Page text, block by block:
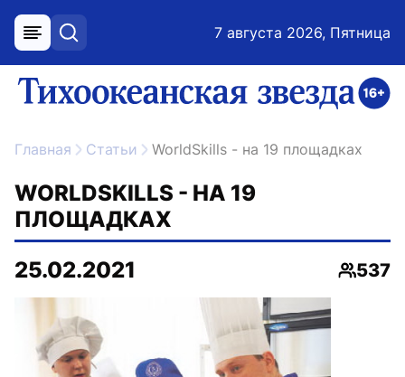
меню поиск 7 августа 2026, Пятница
ссылка на главную
Главная Статьи WorldSkills - на 19 площадках
WORLDSKILLS - НА 19
ПЛОЩАДКАХ
25.02.2021
537